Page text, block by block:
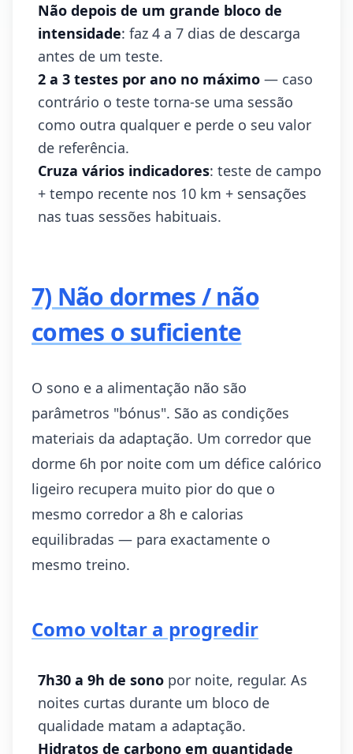
Não depois de um grande bloco de
intensidade: faz 4 a 7 dias de descarga
antes de um teste.
2 a 3 testes por ano no máximo — caso
contrário o teste torna-se uma sessão
como outra qualquer e perde o seu valor
de referência.
Cruza vários indicadores: teste de campo
+ tempo recente nos 10 km + sensações
nas tuas sessões habituais.
7) Não dormes / não
comes o suficiente
O sono e a alimentação não são
parâmetros "bónus". São as condições
materiais da adaptação. Um corredor que
dorme 6h por noite com um défice calórico
ligeiro recupera muito pior do que o
mesmo corredor a 8h e calorias
equilibradas — para exactamente o
mesmo treino.
Como voltar a progredir
7h30 a 9h de sono por noite, regular. As
noites curtas durante um bloco de
qualidade matam a adaptação.
Hidratos de carbono em quantidade